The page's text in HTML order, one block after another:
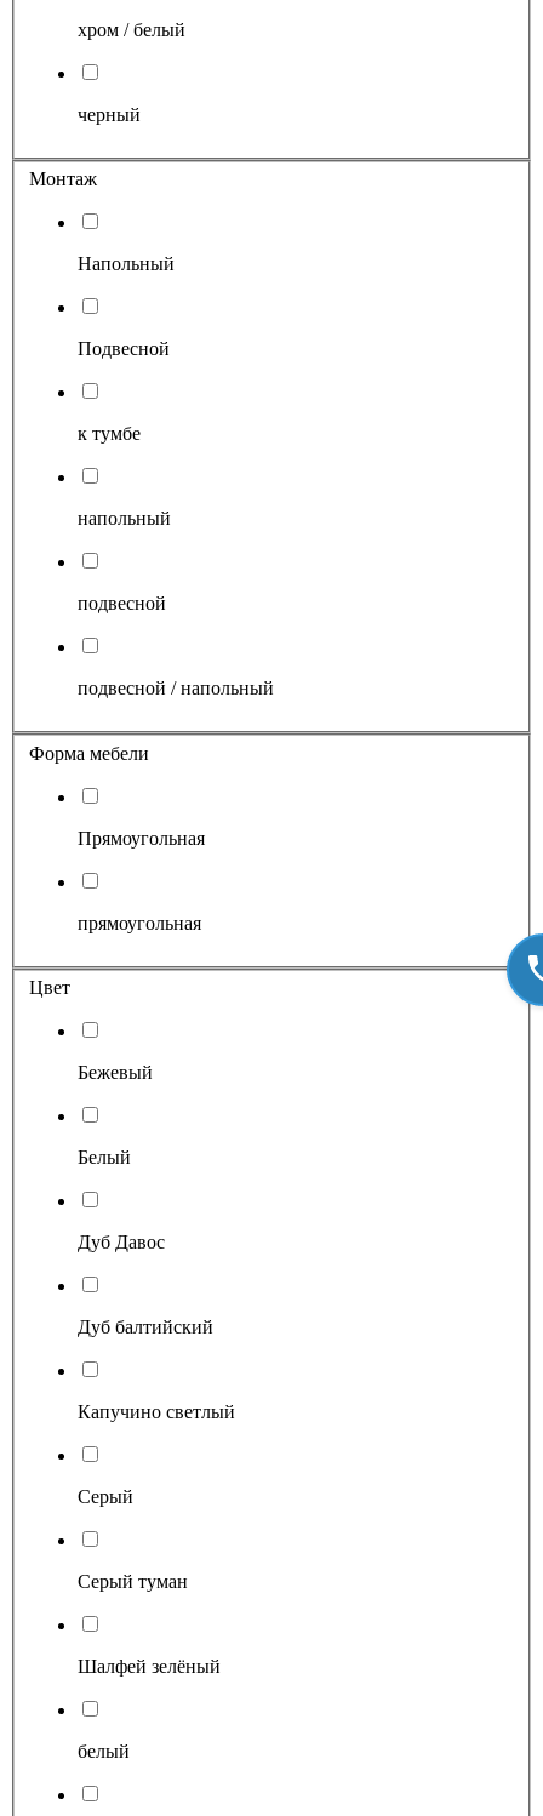
хром / белый
черный
Монтаж
Напольный
Подвесной
к тумбе
напольный
подвесной
подвесной / напольный
Форма мебели
Прямоугольная
прямоугольная
Цвет
Бежевый
Белый
Дуб Давос
Дуб балтийский
Капучино светлый
Серый
Серый туман
Шалфей зелёный
белый